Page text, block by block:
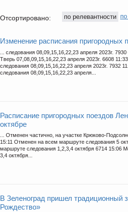
Отсортировано: по релевантности
Изменение расписания пригородных
... следования 08,09,15,16,22,23 апреля 2023г.
Тверь 07,08,09,15,16,22,23 апреля 2023г. 6608
следования 08,09,15,16,22,23 апреля 2023г.
следования 08,09,15,16,22,23 апреля...
Расписание пригородных поездов
октябре
... Отменен частично, на участке Крюково-
15:11 Отменен на всем маршруте следования 5
маршруте следования 1,2,3,4 октября 6714 15:06
3,4 октября...
В Зеленоград пришел традиционный
Рождество»